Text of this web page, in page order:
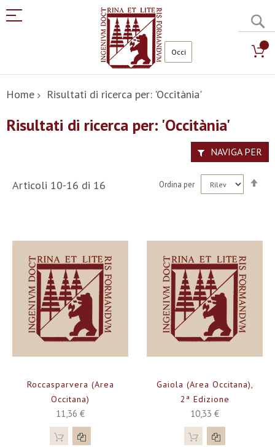
al
contenuto
Home Risultati di ricerca per: 'Occitània'
Risultati di ricerca per: 'Occitània'
Articoli 10-16 di 16 Ordina per
Roccasparvera (Area
Occitana)
11,36 €
Gaiola (Area Occitana),
2ª Edizione
10,33 €
NAVIGA PER